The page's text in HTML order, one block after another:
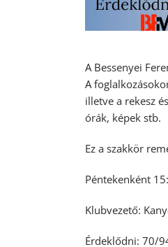
A Bessenyei
A
illetve a rekesz
órák, képek stb.
Ez a szakkör
Péntekenként
Klubvezető:
Érdeklődni: 70/